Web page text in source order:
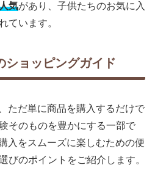
気があり、子供たちのお気に入
ています。
ショッピングガイド
ただ単に商品を購入するだけで
そのものを豊かにする一部で
入をスムーズに楽しむための便
びのポイントをご紹介します。